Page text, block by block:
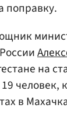
поправку.
на
человек,
в